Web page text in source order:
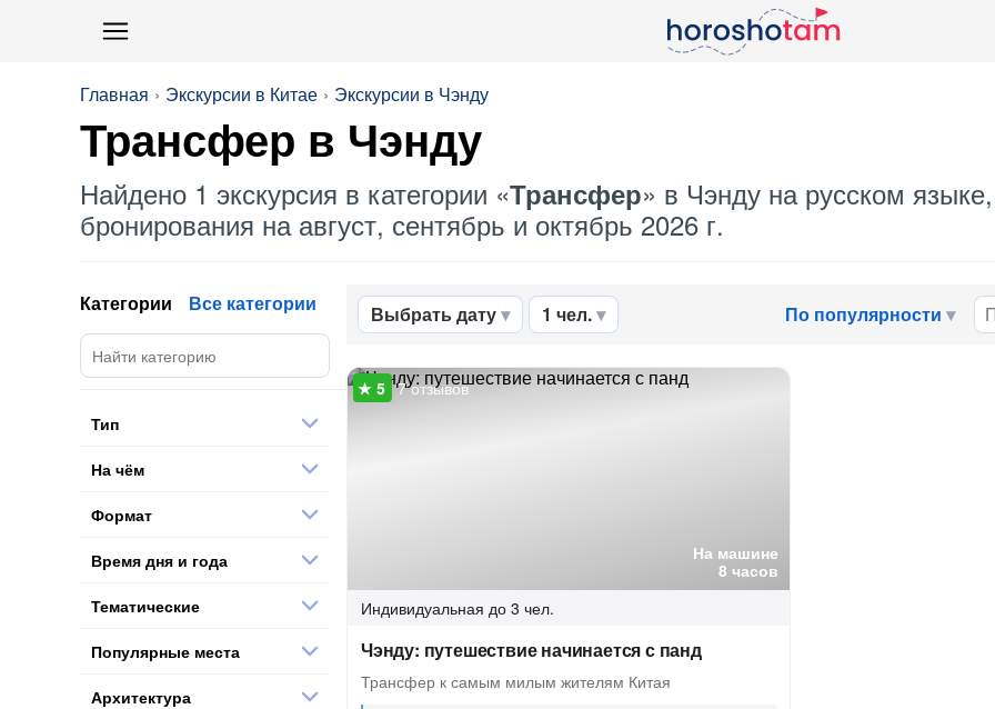
Главная Экскурсии в Китае Экскурсии в Чэнду
Трансфер в Чэнду
Найдено 1 экскурсия в категории «Трансфер» в Чэнду на русском
бронирования на август, сентябрь и октябрь 2026 г.
Выбрать дату 1 чел. По популярности
На машине
8 часов
7 отзывов
Индивидуальная до 3 чел.
Чэнду: путешествие начинается с панд
Трансфер к самым милым жителям Китая
Категории Все категории
Тип
На чём
Формат
Время дня и года
Тематические
Популярные места
Архитектура